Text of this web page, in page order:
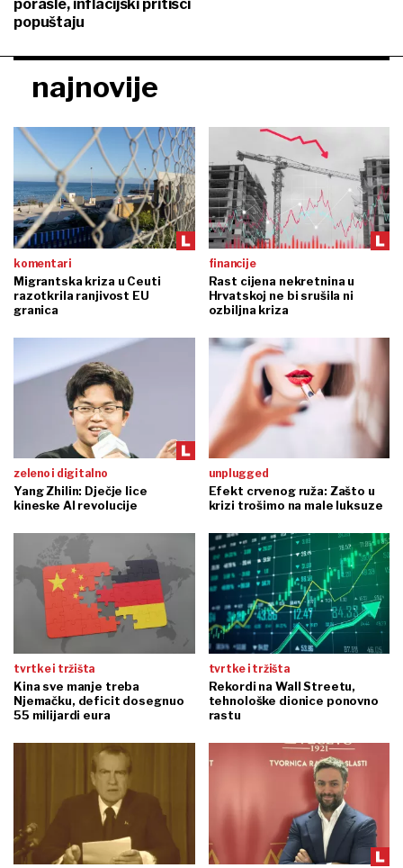
porasle, inflacijski pritisci
popuštaju
najnovije
komentari
Migrantska kriza u Ceuti
razotkrila ranjivost EU
granica
financije
Rast cijena nekretnina u
Hrvatskoj ne bi srušila ni
ozbiljna kriza
zeleno i digitalno
Yang Zhilin: Dječje lice
kineske AI revolucije
unplugged
Efekt crvenog ruža: Zašto u
krizi trošimo na male luksuze
tvrtke i tržišta
Kina sve manje treba
Njemačku, deficit dosegnuo
55 milijardi eura
tvrtke i tržišta
Rekordi na Wall Streetu,
tehnološke dionice ponovno
rastu